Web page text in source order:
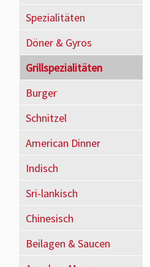
Spezialitäten
Döner & Gyros
Grillspezialitäten
Burger
Schnitzel
American Dinner
Indisch
Sri-lankisch
Chinesisch
Beilagen & Saucen